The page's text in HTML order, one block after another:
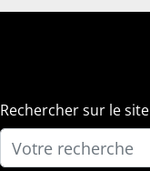
Rechercher sur le site